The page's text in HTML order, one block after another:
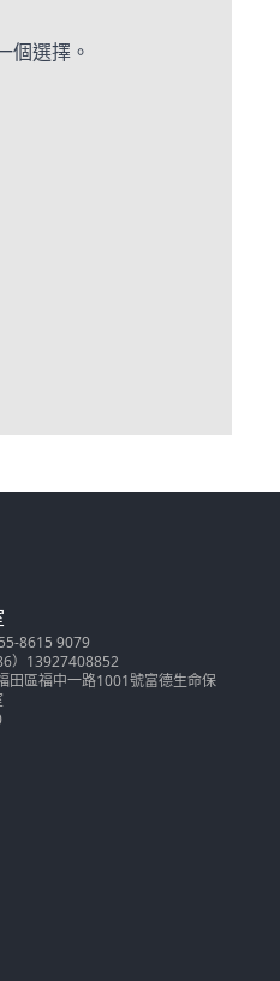
個選擇。
8615 9079
）13927408852
田區福中一路1001號富德生命保